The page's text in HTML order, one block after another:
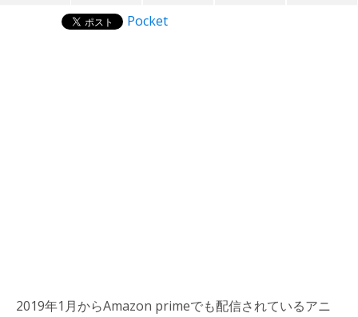
Pocket
2019年1月からAmazon primeでも配信されているアニ